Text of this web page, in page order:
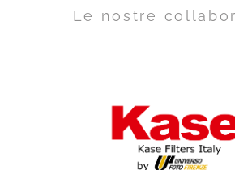
Le nostre